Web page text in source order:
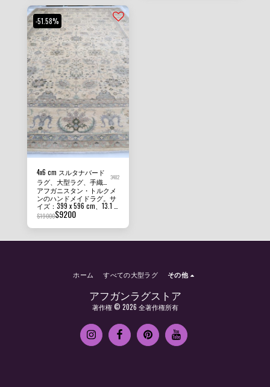
デーションコットン。原産
国：アフガニスタン。当社
のラグ、カーペット、キリ
ムラグはすべて100%ハンド
メイド、手織り、手結びで
す。掲載写真は、ラグの美
しさと鮮やかさをご理解い
ただくため、また、お部屋
やオフィスでのラグの見え
方をより良くご理解いただ
くため、室内照明で撮影
し、加工は一切しておりま
せん。ラグの色合いは、見
る角度によって見え方が異
なります。
-51.58%
4x6 cm スルタナバード
ラグ、大型ラグ、手織り
100%ウール染めラグ、
寝室用ラグ、リビングル
ーム用ラグ
3482
アフガニスタン・トルクメ
ンのハンドメイドラグ。サ
イズ：399 x 596 cm、13.1 x
19.7フィート、パイル高：
8mm～10mm。状態：新
品。素材：アフガニスタ
る場所に最適です。
$19000$9200
アフガンラグストア
著作権 © 2026 全著作権所有
ホーム すべての大型ラグ その他